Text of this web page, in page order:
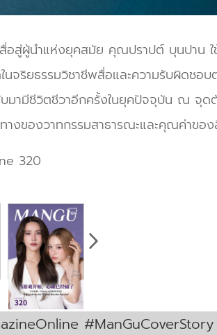
สื่อสู่ผู้นำแห่งยุคสมัย คุณปราปต์ บุนปาน
นจริยธรรมวิชาชีพสื่อและความรับผิดชอ
มามีชีวิตชีวาอีกครั้งในยุคปัจจุบัน ณ จุด
งของวาทกรรมสาธารณะและคุณค่าของ
320
#ManGuCoverStory